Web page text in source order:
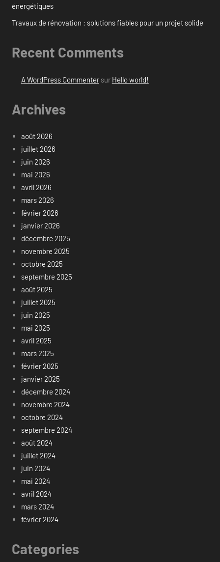
énergétiques
Travaux de rénovation : solutions fiables pour un projet solide
Recent Comments
A WordPress Commentersur Hello world!
Archives
août 2026
juillet 2026
juin 2026
mai 2026
avril 2026
mars 2026
février 2026
janvier 2026
décembre 2025
novembre 2025
octobre 2025
septembre 2025
août 2025
juillet 2025
juin 2025
mai 2025
avril 2025
mars 2025
février 2025
janvier 2025
décembre 2024
novembre 2024
octobre 2024
septembre 2024
août 2024
juillet 2024
juin 2024
mai 2024
avril 2024
mars 2024
février 2024
Categories